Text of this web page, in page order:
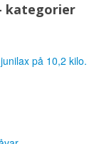
kategorier